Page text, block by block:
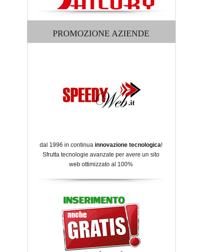
PROMOZIONE AZIENDE
dal 1996 in continua innovazione tecnologica!
Sfrutta tecnologie avanzate per avere un sito
web ottimizzato al 100%